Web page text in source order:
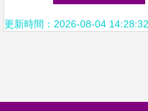
藝術畫卷
更新時間：2026-08-04 14:28:32